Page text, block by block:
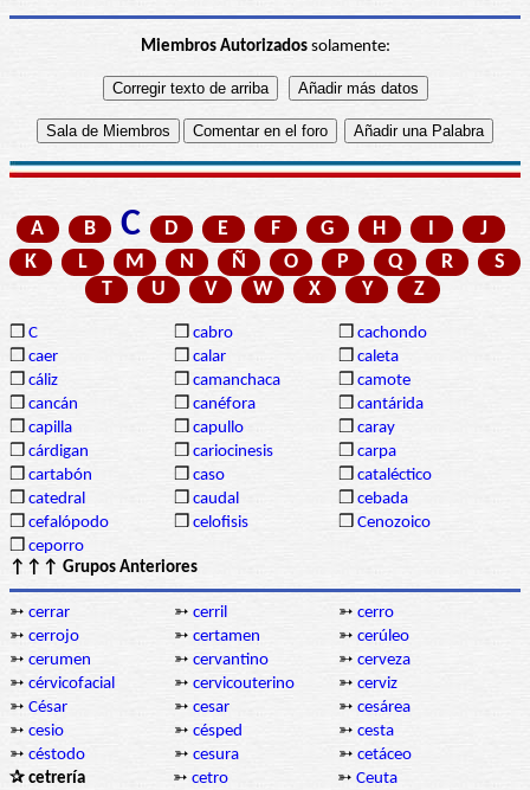
Miembros Autorizadossolamente:
A B C D E F G H I
J
K
L M N Ñ O P Q R
S
T
U V W X Y Z
❒ C ❒ cabro ❒ cachondo
❒ caer ❒ calar ❒ caleta
❒ cáliz ❒ camanchaca ❒ camote
❒ cancán ❒ canéfora ❒ cantárida
❒ capilla ❒ capullo ❒ caray
❒ cárdigan ❒ cariocinesis ❒ carpa
❒ cartabón ❒ caso ❒ cataléctico
❒ catedral ❒ caudal ❒ cebada
❒ cefalópodo ❒ celofisis ❒ Cenozoico
❒ ceporro
↑↑↑ Grupos Anteriores
➳ cerrar ➳ cerril ➳ cerro
➳ cerrojo ➳ certamen ➳ cerúleo
➳ cerumen ➳ cervantino ➳ cerveza
➳ cérvicofacial ➳ cervicouterino ➳ cerviz
➳ César ➳ cesar ➳ cesárea
➳ cesio ➳ césped ➳ cesta
➳ céstodo ➳ cesura ➳ cetáceo
✰ cetrería
➳ cetro ➳ Ceuta